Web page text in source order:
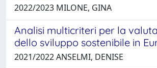
2022/2023 MILONE, GINA
Analisi multicriteri per la
dello sviluppo sostenibile in
2021/2022 ANSELMI, DENISE